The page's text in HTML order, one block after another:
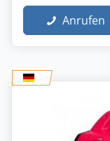
Anrufen